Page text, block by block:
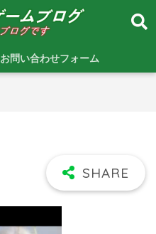
お問い合わせフォーム